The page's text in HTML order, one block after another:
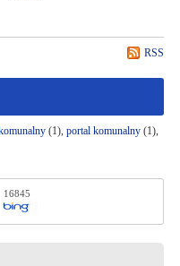
RSS
(1), portal komunalny(1),
16845